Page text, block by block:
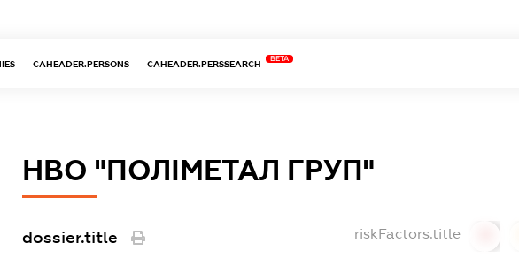
CAHEADER.PERSONS CAHEADER.PERSSEARCH
BETA
НВО "ПОЛІМЕТАЛ ГРУП"
dossier.title riskFactors.title